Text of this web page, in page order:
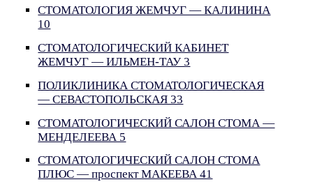
СТОМАТОЛОГИЯ ЖЕМЧУГ — КАЛИНИНА
10
СТОМАТОЛОГИЧЕСКИЙ КАБИНЕТ
ЖЕМЧУГ — ИЛЬМЕН-ТАУ 3
ПОЛИКЛИНИКА СТОМАТОЛОГИЧЕСКАЯ
— СЕВАСТОПОЛЬСКАЯ 33
СТОМАТОЛОГИЧЕСКИЙ САЛОН СТОМА —
МЕНДЕЛЕЕВА 5
СТОМАТОЛОГИЧЕСКИЙ САЛОН СТОМА
ПЛЮС — проспект МАКЕЕВА 41